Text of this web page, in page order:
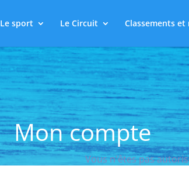
Le sport Le Circuit Classements
Mon compte
Vous n'êtes pas